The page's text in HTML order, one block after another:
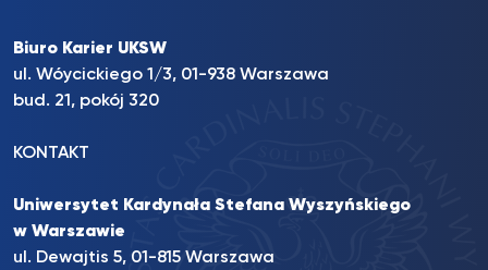
Biuro Karier UKSW
ul. Wóycickiego 1/3, 01-938 Warszawa
bud. 21, pokój 320
KONTAKT
Uniwersytet Kardynała Stefana Wyszyńskiego
w Warszawie
ul. Dewajtis 5, 01-815 Warszawa